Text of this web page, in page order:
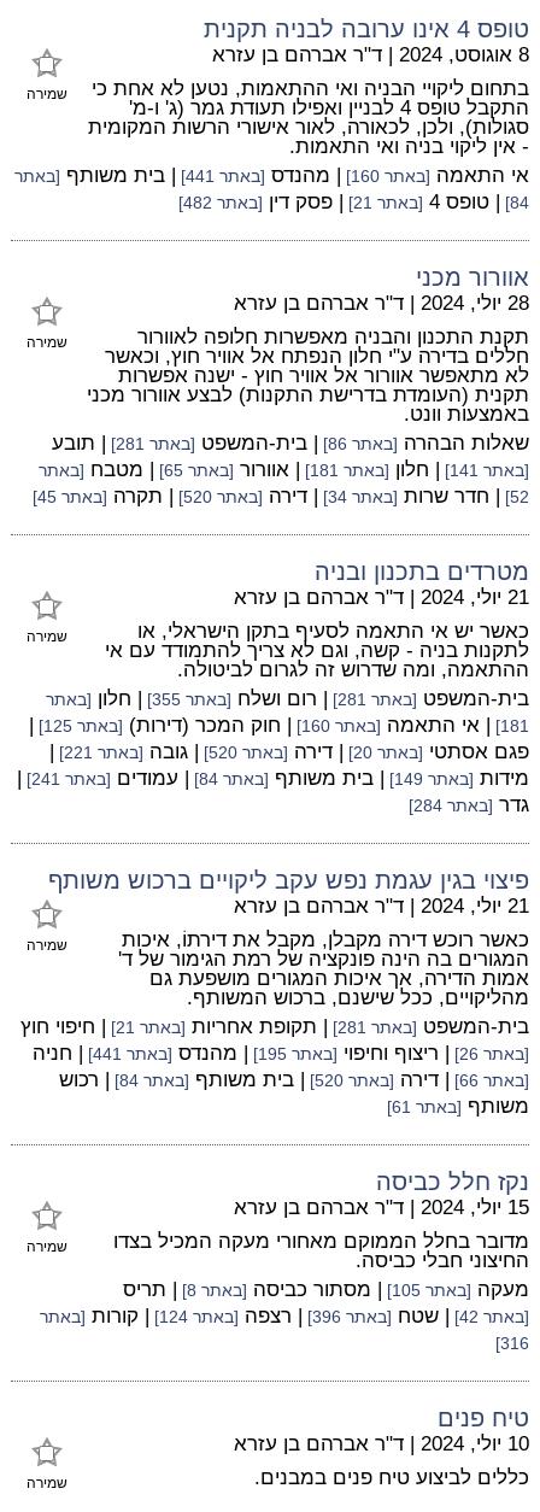
טופס 4 אינו ערובה לבניה תקנית
שמירה
8 אוגוסט, 2024 | ד"ר אברהם בן עזרא
בתחום ליקויי הבניה ואי ההתאמות, נטען לא אחת כי
התקבל טופס 4 לבניין ואפילו תעודת גמר (ג' ו-מ'
סגולות), ולכן, לכאורה, לאור אישורי הרשות המקומית
- אין ליקוי בניה ואי התאמות.
אי התאמה [באתר 160] | מהנדס [באתר 441] | בית משותף [באתר
84]
| טופס 4 [באתר 21] | פסק דין [באתר 482]
אוורור מכני
שמירה
28 יולי, 2024 | ד"ר אברהם בן עזרא
תקנת התכנון והבניה מאפשרות חלופה לאוורור
חללים בדירה ע"י חלון הנפתח אל אוויר חוץ, וכאשר
לא מתאפשר אוורור אל אוויר חוץ - ישנה אפשרות
תקנית (העומדת בדרישת התקנות) לבצע אוורור מכני
באמצעות וונט.
שאלות הבהרה [באתר 86] | בית-המשפט [באתר 281] | תובע
[באתר 141] | חלון [באתר 181] | אוורור [באתר 65] | מטבח [באתר
52]
| חדר שרות [באתר 34] | דירה [באתר 520] | תקרה [באתר 45]
מטרדים בתכנון ובניה
שמירה
21 יולי, 2024 | ד"ר אברהם בן עזרא
כאשר יש אי התאמה לסעיף בתקן הישראלי, או
לתקנות בניה - קשה, וגם לא צריך להתמודד עם אי
ההתאמה, ומה שדרוש זה לגרום לביטולה.
בית-המשפט [באתר 281] | רום ושלח [באתר 355] | חלון [באתר
181]
| אי התאמה [באתר 160] | חוק המכר (דירות) [באתר 125]
|
פגם אסתטי [באתר 20] | דירה [באתר 520] | גובה [באתר 221]
|
מידות [באתר 149] | בית משותף [באתר 84] | עמודים [באתר 241]
|
גדר [באתר 284]
פיצוי בגין עגמת נפש עקב ליקויים ברכוש משותף
שמירה
21 יולי, 2024 | ד"ר אברהם בן עזרא
כאשר רוכש דירה מקבלן, מקבל את דירתוֹ, איכות
המגורים בה הינה פונקציה של רמת הגימור של ד'
אמות הדירה, אך איכות המגורים מושפעת גם
מהליקויים, ככל שישנם, ברכוש המשותף.
בית-המשפט [באתר 281] | תקופת אחריות [באתר 21] | חיפוי חוץ
[באתר 26] | ריצוף וחיפוי [באתר 195] | מהנדס [באתר 441] | חניה
[באתר 66] | דירה [באתר 520] | בית משותף [באתר 84]
| רכוש
משותף [באתר 61]
נקז חלל כביסה
שמירה
15 יולי, 2024 | ד"ר אברהם בן עזרא
מדובר בחלל הממוקם מאחורי מעקה המכיל בצדו
החיצוני חבלי כביסה.
מעקה [באתר 105] | מסתור כביסה [באתר 8] | תריס
[באתר 42] | שטח [באתר 396] | רצפה [באתר 124] | קורות [באתר
316]
טיח פנים
שמירה
10 יולי, 2024 | ד"ר אברהם בן עזרא
כללים לביצוע טיח פנים במבנים.